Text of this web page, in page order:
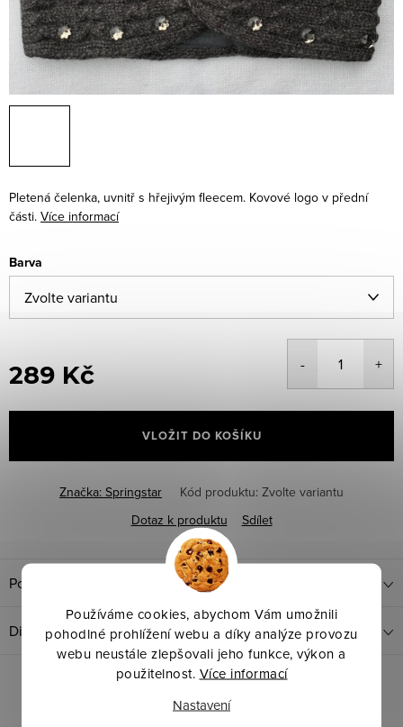
Používáme cookies, abychom Vám umožnili
pohodlné prohlížení webu a díky analýze provozu
webu neustále zlepšovali jeho funkce, výkon a
použitelnost. Více informací
Nastavení
Pletená čelenka, uvnitř s hřejivým fleecem. Kovové logo v přední
části. Více informací
Barva
289 Kč
cena:
VLOŽIT DO KOŠÍKU
Značka: Springstar Kód produktu: Zvolte variantu
Dotaz k produktu
Sdílet
Popis produktu
Diskuze